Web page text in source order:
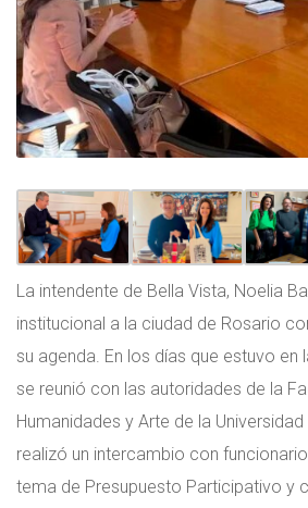
La intendente de Bella Vista, Noelia
institucional a la ciudad de Rosario
su agenda. En los días que estuvo en
se reunió con las autoridades de la
Humanidades y Arte de la
realizó un intercambio con
tema de Presupuesto Participativo y